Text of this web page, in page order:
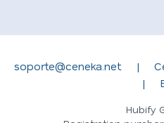
soporte@ceneka.net |
|
Hubify